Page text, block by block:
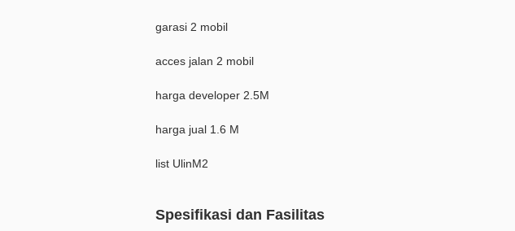
garasi 2 mobil
acces jalan 2 mobil
harga developer 2.5M
harga jual 1.6 M
list UlinM2
Spesifikasi dan Fasilitas